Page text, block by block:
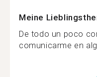
Meine
De todo un poco
comunicarme en